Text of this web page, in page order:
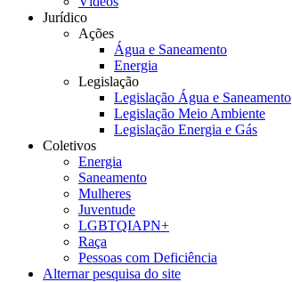
Jurídico
Ações
Água e Saneamento
Energia
Legislação
Legislação Água e Saneamento
Legislação Meio Ambiente
Legislação Energia e Gás
Coletivos
Energia
Saneamento
Mulheres
Juventude
LGBTQIAPN+
Raça
Pessoas com Deficiência
Alternar pesquisa do site